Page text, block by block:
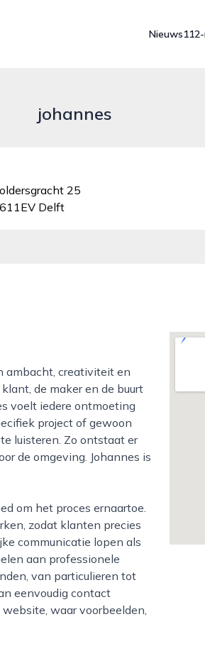
Nieuws
johannes
25
Delft
de maker en de buurt
voelt iedere ontmoeting
project of gewoon
luisteren. Zo ontstaat er
de omgeving. Johannes is
zodat klanten precies
communicatie lopen als
aan professionele
van particulieren tot
eenvoudig contact
waar voorbeelden,